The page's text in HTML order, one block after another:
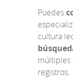
Puedes
cultura
múltiples
registros.